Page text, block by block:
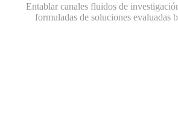
Entablar canales fluidos de
formuladas de soluciones evaluadas